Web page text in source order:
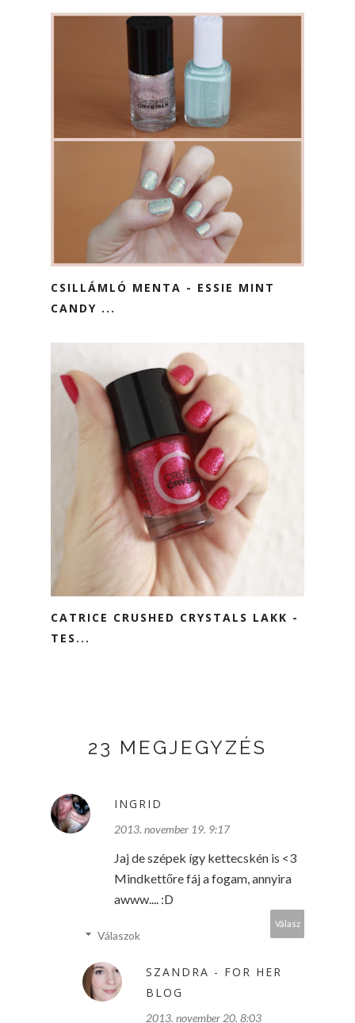
CSILLÁMLÓ MENTA - ESSIE MINT
CANDY ...
CATRICE CRUSHED CRYSTALS LAKK -
TES...
23 MEGJEGYZÉS
INGRID
2013. november 19. 9:17
Jaj de szépek így kettecskén is <3
Mindkettőre fáj a fogam, annyira
awww.... :D
Válasz
Válaszok
SZANDRA - FOR HER
BLOG
2013. november 20. 8:03